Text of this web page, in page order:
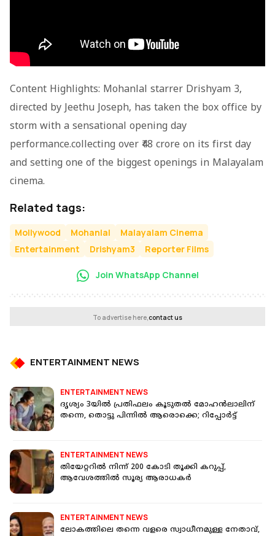
Content Highlights: Mohanlal starrer Drishyam 3,
directed by Jeethu Joseph, has taken the box office by
storm with a sensational opening day
performance.collecting over ₹48 crore on its first day
and setting one of the biggest openings in Malayalam
cinema.
Related tags:
Mollywood Mohanlal
Malayalam Cinema
Entertainment
Drishyam3 Reporter Films
Join WhatsApp Channel
To advertise here,contact us
ENTERTAINMENT NEWS
ENTERTAINMENT NEWS
ദൃശ്യം 3യിൽ പ്രതിഫലം കൂടുതൽ മോഹൻലാലിന്
തന്നെ, തൊട്ടു പിന്നിൽ ആരൊക്കെ; റിപ്പോർട്ട്
ENTERTAINMENT NEWS
തിയേറ്ററിൽ നിന്ന് 200 കോടി തൂക്കി കറുപ്പ്,
ആവേശത്തിൽ സൂര്യ ആരാധകർ
ENTERTAINMENT NEWS
ലോകത്തിലെ തന്നെ വളരെ സ്വാധീനമുള്ള നേതാവ്,